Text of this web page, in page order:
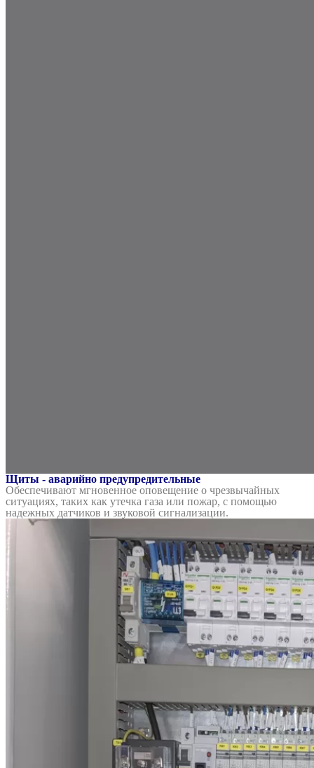
Щиты - аварийно предупредительные
Обеспечивают мгновенное оповещение о чрезвычайных
ситуациях, таких как утечка газа или пожар, с помощью
надежных датчиков и звуковой сигнализации.